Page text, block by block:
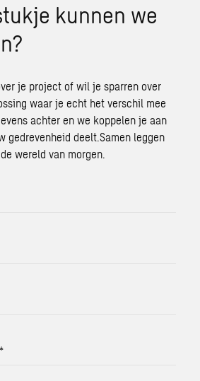
kun­nen we
je project of wil je sparren over
waar je echt het verschil mee
achter en we koppelen je aan
gedrevenheid deelt.Samen leggen
wereld van morgen.
*